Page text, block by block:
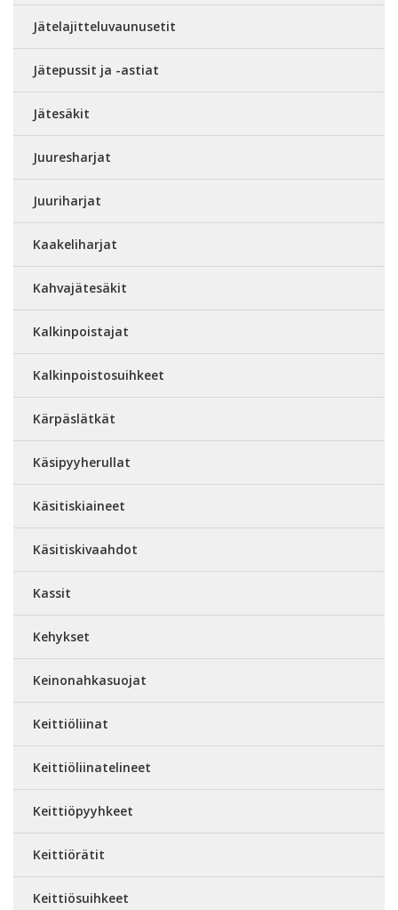
Jätelajitteluvaunusetit
Jätepussit ja -astiat
Jätesäkit
Juuresharjat
Juuriharjat
Kaakeliharjat
Kahvajätesäkit
Kalkinpoistajat
Kalkinpoistosuihkeet
Kärpäslätkät
Käsipyyherullat
Käsitiskiaineet
Käsitiskivaahdot
Kassit
Kehykset
Keinonahkasuojat
Keittiöliinat
Keittiöliinatelineet
Keittiöpyyhkeet
Keittiörätit
Keittiösuihkeet